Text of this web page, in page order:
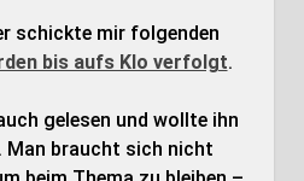
schickte mir folgenden
bis aufs Klo verfolgt.
gelesen und wollte ihn
Man braucht sich nicht